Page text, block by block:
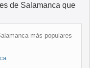
de Salamanca que
más populares